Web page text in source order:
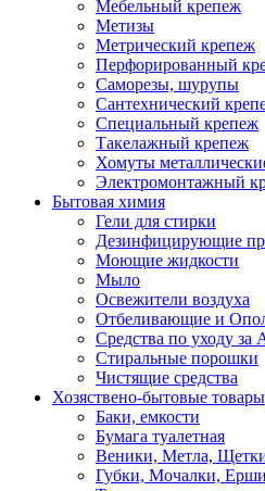
Мебельный крепеж
Метизы
Метрический крепеж
Перфорированный
Саморезы, шурупы
Сантехнический
Специальный крепеж
Такелажный крепеж
Хомуты
Электромонтажный
Бытовая химия
Гели для стирки
Дезинфицирующие
Моющие жидкости
Мыло
Освежители воздуха
Отбеливающие и
Средства по уходу за
Стиральные порошки
Чистящие средства
Хозяствено-бытовые товары
Баки, емкости
Бумага туалетная
Веники, Метла,
Губки, Мочалки,